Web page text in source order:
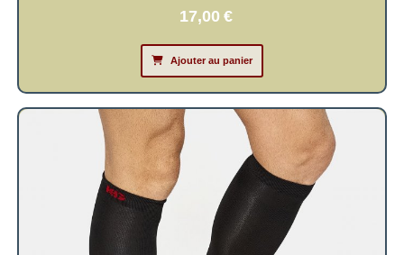
17,00 €
Ajouter au panier